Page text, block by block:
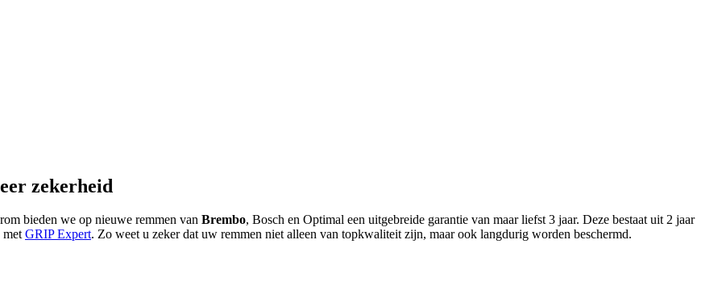
zekerheid
bieden we op nieuwe remmen van Brembo, Bosch en Optimal een uitgebreide garantie van maar liefst 3 jaar. Deze bestaat uit 2 jaar
metGRIP Expert. Zo weet u zeker dat uw remmen niet alleen van topkwaliteit zijn, maar ook langdurig worden beschermd.